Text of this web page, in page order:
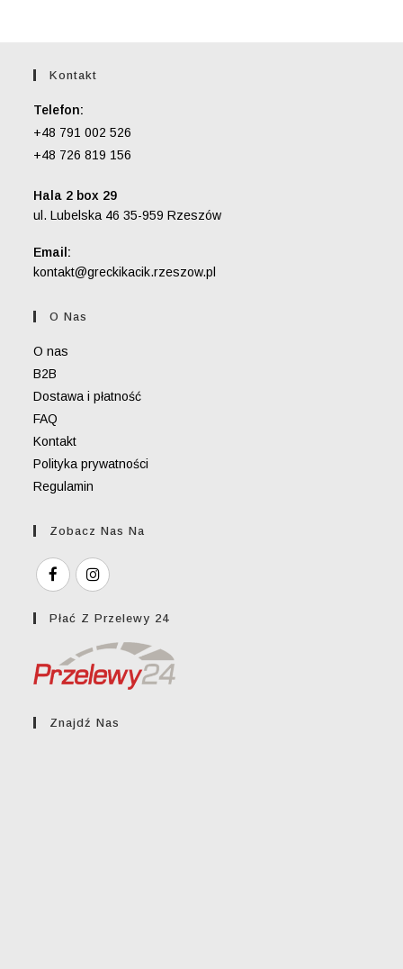
Kontakt
Telefon:
+48 791 002 526
+48 726 819 156
Hala 2 box 29
ul. Lubelska 46 35-959 Rzeszów
Email:
kontakt@greckikacik.rzeszow.pl
O Nas
O nas
B2B
Dostawa i płatność
FAQ
Kontakt
Polityka prywatności
Regulamin
Zobacz Nas Na
Płać Z Przelewy 24
Znajdź Nas